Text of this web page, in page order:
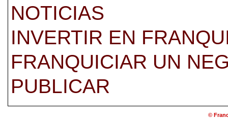
NOTICIAS
INVERTIR EN
FRANQUICIAR UN
PUBLICAR
©